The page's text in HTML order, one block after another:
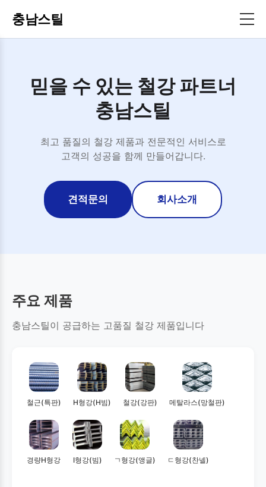
충남스틸
믿을 수 있는 철강 파트너
충남스틸
최고 품질의 철강 제품과 전문적인 서비스로
고객의 성공을 함께 만들어갑니다.
견적문의 회사소개
주요 제품
충남스틸이 공급하는 고품질 철강 제품입니다
철근(특판) H형강(H빔) 철강(강판) 메탈라스(망철판)
경량H형강 I형강(빔) ㄱ형강(앵글) ㄷ형강(찬넬)